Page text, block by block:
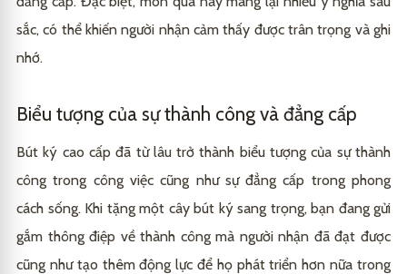
sắc, có thể khiến người nhận cảm thấy được trân trọng và ghi
nhớ.
Biểu tượng của sự thành công và đẳng cấp
Bút ký cao cấp đã từ lâu trở thành biểu tượng của sự thành
công trong công việc cũng như sự đẳng cấp trong phong
cách sống. Khi tặng một cây bút ký sang trọng, bạn đang gửi
gắm thông điệp về thành công mà người nhận đã đạt được
cũng như tạo thêm động lực để họ phát triển hơn nữa trong